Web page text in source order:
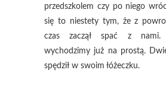
przedszkolem czy po niego
się to niestety tym, że z
czas zaczął spać z nami.
wychodzimy już na prostą.
spędził w swoim łóżeczku.